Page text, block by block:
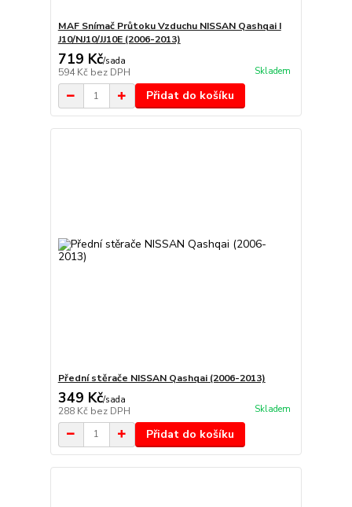
MAF Snímač Průtoku Vzduchu NISSAN Qashqai I
J10/NJ10/JJ10E (2006-2013)
719 Kč/sada
594 Kč bez DPH Skladem
Přidat do košíku
Přední stěrače NISSAN Qashqai (2006-2013)
349 Kč/sada
288 Kč bez DPH Skladem
Přidat do košíku